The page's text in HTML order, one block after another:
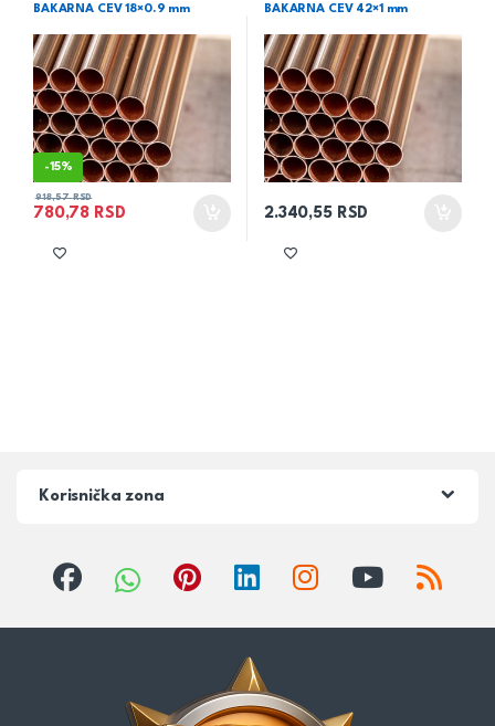
BAKARNA CEV 18×0.9 mm
-15%
780,78 RSD
918,57RSD
BAKARNA CEV 42×1 mm
2.340,55 RSD
Korisnička zona